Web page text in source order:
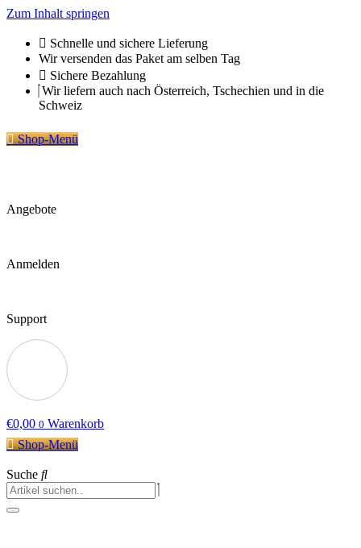
Zum Inhalt springen
Schnelle und sichere Lieferung
Wir versenden das Paket am selben Tag
Sichere Bezahlung
Wir liefern auch nach Österreich, Tschechien und in die
Schweiz
Shop-Menü
Angebote
Anmelden
Support
€0,00 0 Warenkorb
Shop-Menü
Suche